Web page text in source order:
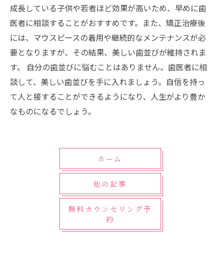
成長している子供や若者ほど効果が高いため、早めに歯
医者に相談することがおすすめです。また、矯正治療後
には、マウスピースの着用や継続的なメンテナンスが必
要となりますが、その結果、美しい歯並びが維持されま
す。 自分の歯並びに悩むことはありません。歯医者に相
談して、美しい歯並びを手に入れましょう。自信を持っ
て人と接することができるようになり、人生がより豊か
なものになるでしょう。
ホーム
他の記事
無料カウンセリング予
約